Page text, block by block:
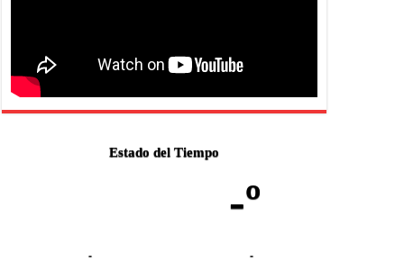
Estado del Tiempo
-º
-
-